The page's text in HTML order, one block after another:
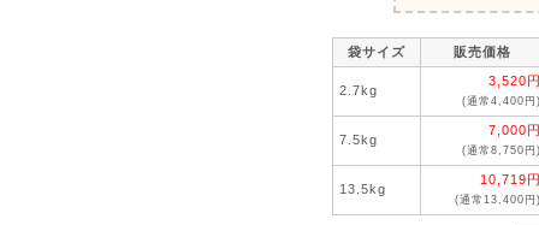
袋サイズ 販売価格
2.7kg
3,520
(通常4,400円
7.5kg
7,000
(通常8,750円
13.5kg
10,719
(通常13,400円